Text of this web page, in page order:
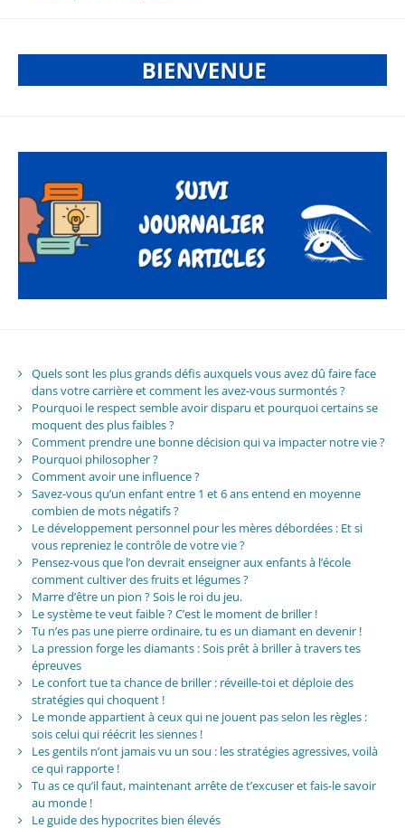
Quels sont les plus grands défis auxquels vous avez dû faire face
dans votre carrière et comment les avez-vous surmontés ?
Pourquoi le respect semble avoir disparu et pourquoi certains se
moquent des plus faibles ?
Comment prendre une bonne décision qui va impacter notre vie ?
Pourquoi philosopher ?
Comment avoir une influence ?
Savez-vous qu’un enfant entre 1 et 6 ans entend en moyenne
combien de mots négatifs ?
Le développement personnel pour les mères débordées : Et si
vous repreniez le contrôle de votre vie ?
Pensez-vous que l’on devrait enseigner aux enfants à l’école
comment cultiver des fruits et légumes ?
Marre d’être un pion ? Sois le roi du jeu.
Le système te veut faible ? C’est le moment de briller !
Tu n’es pas une pierre ordinaire, tu es un diamant en devenir !
La pression forge les diamants : Sois prêt à briller à travers tes
épreuves
Le confort tue ta chance de briller : réveille-toi et déploie des
stratégies qui choquent !
Le monde appartient à ceux qui ne jouent pas selon les règles :
sois celui qui réécrit les siennes !
Les gentils n’ont jamais vu un sou : les stratégies agressives, voilà
ce qui rapporte !
Tu as ce qu’il faut, maintenant arrête de t’excuser et fais-le savoir
au monde !
Le guide des hypocrites bien élevés